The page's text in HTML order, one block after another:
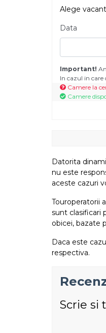
Alege
Data
Important!
In cazul in
Camere la
Camere
Datorita
nu este
aceste cazuri
Touroperatorii
sunt clasificari
obicei, bazate
Daca este
respectiva.
Scrie si